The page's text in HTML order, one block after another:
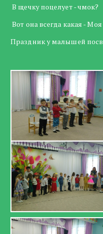
В щечку поцелует - чмок?
Вот она всегда какая -
Праздник у малышей